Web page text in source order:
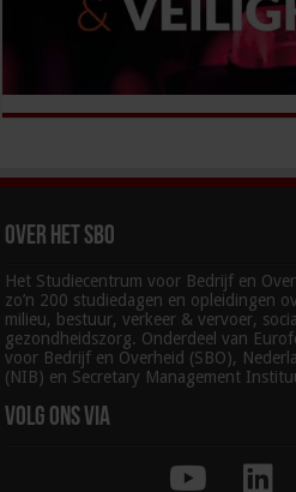
Over het SBO
Het Studiecentrum voor Bedrijf en
zo’n 200 studiedagen en opleidingen
milieu, bestuur, verkeer & vervoer,
gezondheidszorg. Onderdeel van
voor Bedrijf en Overheid (SBO),
(NIB) en Secretary Management
Volg ons via